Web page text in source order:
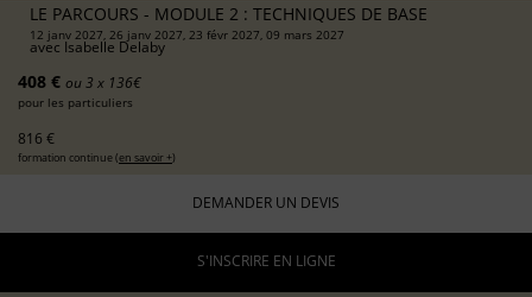
LE PARCOURS - MODULE 2 : TECHNIQUES DE BASE
12 janv 2027, 26 janv 2027, 23 févr 2027, 09 mars 2027
avec Isabelle Delaby
408 € ou 3 x 136€
pour les particuliers
816 €
formation continue (en savoir +)
DEMANDER UN DEVIS
S'INSCRIRE EN LIGNE